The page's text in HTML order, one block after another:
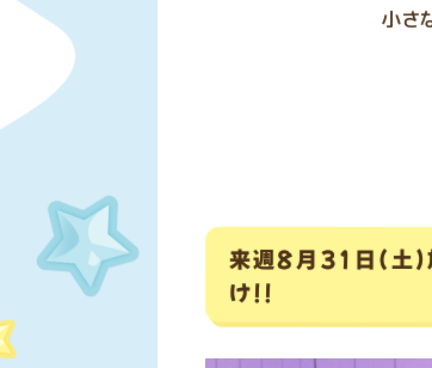
小さ
来週8月31日(土)
け!!